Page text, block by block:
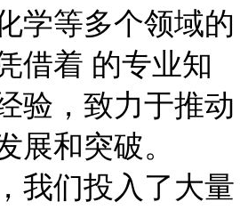
学等多个领域的
借着 的专业知
验，致力于推动
展和突破。
我们投入了大量